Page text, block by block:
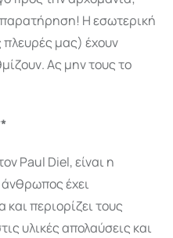
Η εσωτερική
πλευρές μας) έχουν
Ας μην τους το
Paul Diel, είναι η
έχει
περιορίζει τους
υλικές απολαύσεις και